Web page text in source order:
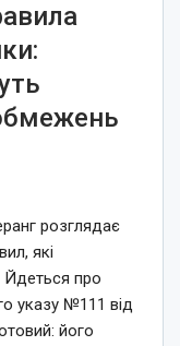
розглядає
які
Йдеться про
указу №111 від
його